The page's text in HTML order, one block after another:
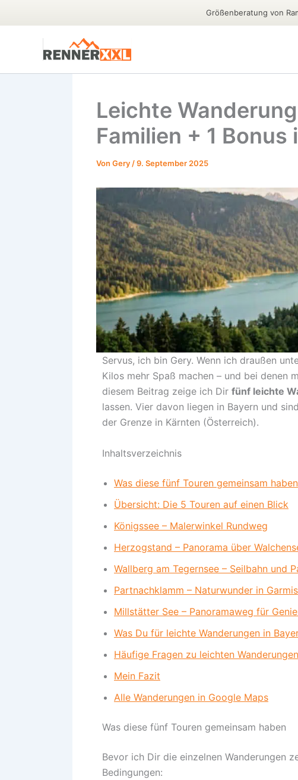
Größenberatung von
Leichte
Familien + 1 Bonus
Von Gery /9. September 2025
Servus, ich bin Gery. Wenn ich draußen
Kilos mehr Spaß machen – und bei denen
diesem Beitrag zeige ich Dir fünf leichte
lassen. Vier davon liegen in Bayern und
der Grenze in Kärnten (Österreich).
Inhaltsverzeichnis
Was diese fünf Touren gemeinsam haben
Übersicht: Die 5 Touren auf einen Blick
Königssee – Malerwinkel Rundweg
Herzogstand – Panorama über
Wallberg am Tegernsee – Seilbahn und
Partnachklamm – Naturwunder in
Millstätter See – Panoramaweg für
Was Du für leichte Wanderungen in
Häufige Fragen zu leichten
Mein Fazit
Alle Wanderungen in Google Maps
Was diese fünf Touren gemeinsam haben
Bevor ich Dir die einzelnen Wanderungen
Bedingungen: